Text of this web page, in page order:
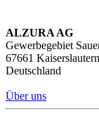
ALZURA AG
Gewerbegebiet
67661 Kaiserslautern
Deutschland
Über uns